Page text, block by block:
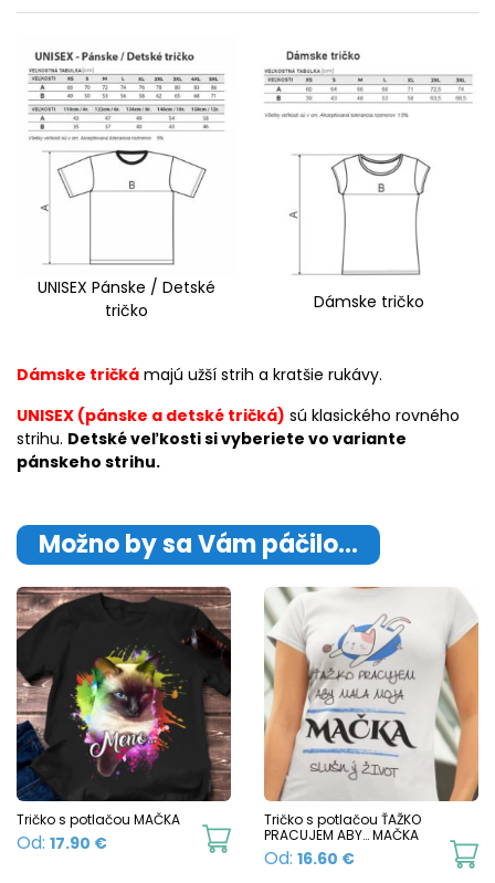
UNISEX Pánske / Detské
tričko
Dámske tričko
Dámske tričká majú užší strih a kratšie rukávy.
UNISEX (pánske a detské tričká) sú klasického rovného
strihu. Detské veľkosti si vyberiete vo variante
pánskeho strihu.
Možno by sa Vám páčilo…
Tričko s potlačou MAČKA
Od: 17.90 €
This
product
Tričko s potlačou ŤAŽKO
PRACUJEM ABY… MAČKA
Od: 16.60 €